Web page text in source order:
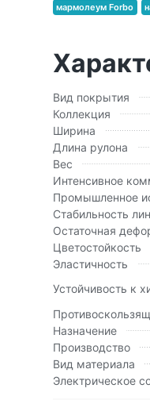
мармолеум Forbo
Вид покрытия
Коллекция
Ширина
Длина рулона
Вес
Интенсивное
Промышленное
Стабильность
Остаточная
Цветостойкость
Эластичность
Устойчивость к
Назначение
Производство
Вид материала
Электрическое